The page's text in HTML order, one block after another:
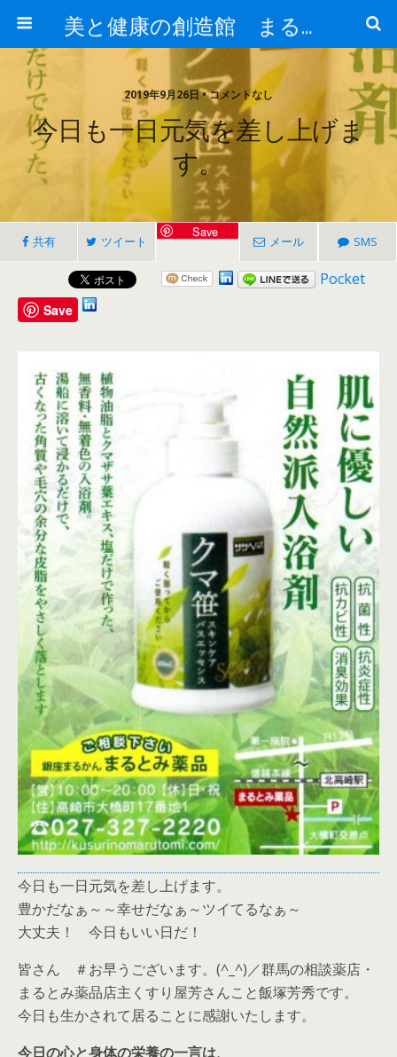
美と健康の創造館 まるとみ薬品 ぐんまの薬屋 芳さんのブログ
2019年9月26日 • コメントなし
今日も一日元気を差し上げま
す。
共有 ツイート
Save
メール SMS
Pocket
Save
今日も一日元気を差し上げます。
豊かだなぁ～～幸せだなぁ～ツイてるなぁ～
大丈夫！ 今日もいい日だ！
皆さん ＃お早うございます。(^_^)／群馬の相談薬店・
まるとみ薬品店主くすり屋芳さんこと飯塚芳秀です。
今日も生かされて居ることに感謝いたします。
今日の心と身体の栄養の一言は、